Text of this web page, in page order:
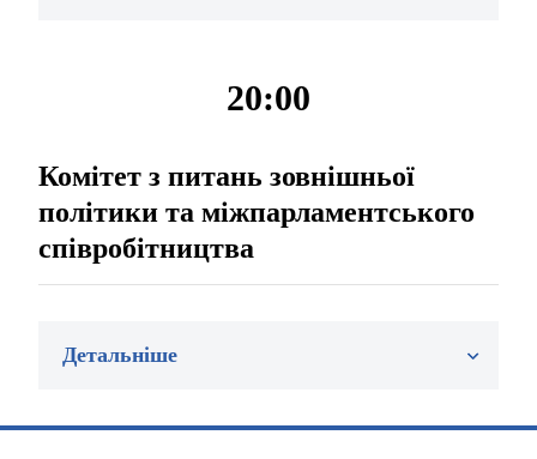
20:00
Комітет з питань зовнішньої
політики та міжпарламентського
співробітництва
Детальніше